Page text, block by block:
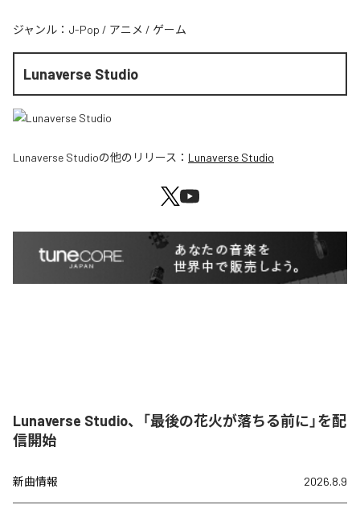
ジャンル： J-Pop / アニメ / ゲーム
Lunaverse Studio
Lunaverse Studioの他のリリース： Lunaverse Studio
Lunaverse Studio、「最後の花火が落ちる前に」を配
信開始
新曲情報 2026.8.9